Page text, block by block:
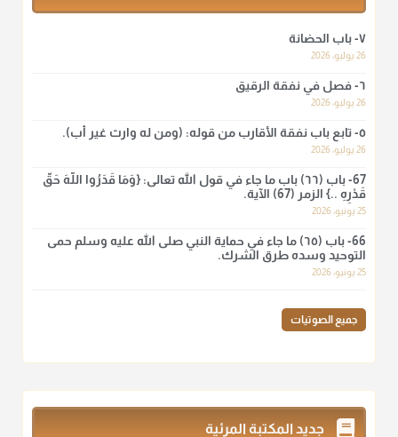
لا أعلم لدعاء ختم القرآن في الصلاة أصلاً صحيحاً يعتمد عليه من سنة
الرسول صلى الله عليه وسلّم، ولا من عمل الصحابة رضي الله
منذ 3 شهر
أ.د. صالح الشمراني
نرى اليوم بأبصارنا بعض ما رأى العلماء ببصائرهم: "والرافضة ليس
لهم سعي إلا في هدم الإسلام و نقض عراه...فأيامهم في الإسلام
كلها سود" ابن تيمية.
أ.د. صالح الشمراني
المعتدلين غير مقبوضتين ولا مبسوطتين أربع مرات من الرز أو البر
٧- باب الحضانة
26 يوليو، 2026
٦- فصل في نفقة الرقيق
26 يوليو، 2026
٥- تابع باب نفقة الأقارب من قوله: (ومن له وارث غير أب).
26 يوليو، 2026
67- باب (٦٦) باب ما جاء في قول الله تعالى: {وَمَا قَدَرُوا اللَّهَ حَقَّ
قَدْرِهِ ..} الزمر (67) الآية.
25 يونيو، 2026
66- باب (٦٥) ما جاء في حماية النبي صلى الله عليه وسلم حمى
التوحيد وسده طرق الشرك.
25 يونيو، 2026
جميع الصوتيات
جديد المكتبة المرئية